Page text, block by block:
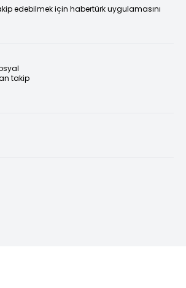
edebilmek için habertürk uygulamasını
takip